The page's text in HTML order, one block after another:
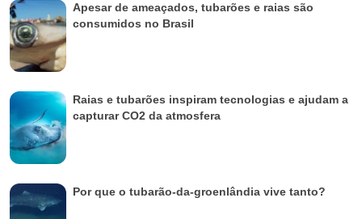
Apesar de ameaçados, tubarões e raias são
consumidos no Brasil
Raias e tubarões inspiram tecnologias e ajudam a
capturar CO2 da atmosfera
Por que o tubarão-da-groenlândia vive tanto?